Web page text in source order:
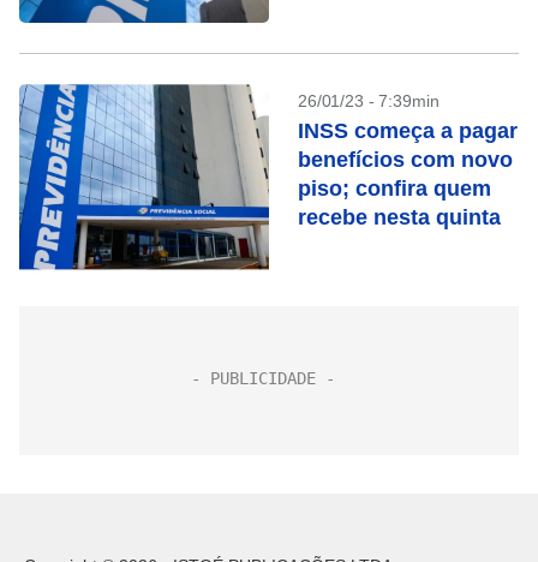
26/01/23 - 7:39min
INSS começa a pagar
benefícios com novo
piso; confira quem
recebe nesta quinta